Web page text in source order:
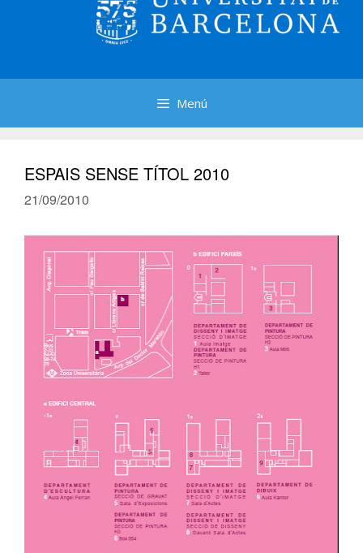
Menú
ESPAIS SENSE TÍTOL 2010
21/09/2010